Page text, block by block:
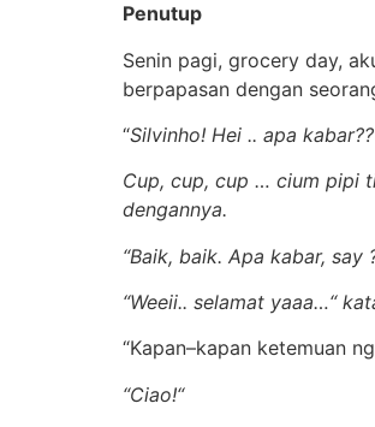
Penutup
Senin pagi, grocery day,
berpapasan dengan
“Silvinho! Hei .. apa
Cup, cup, cup … cium pipi
dengannya.
“Baik, baik. Apa kabar,
“Weeii.. selamat yaaa…“
“Kapan–kapan ketemuan
“Ciao!“